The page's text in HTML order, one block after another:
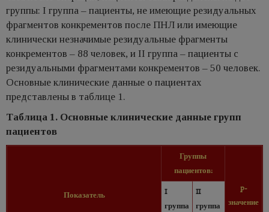
группы: I группа – пациенты, не имеющие резидуальных
фрагментов конкрементов после ПНЛ или имеющие
клинически незначимые резидуальные фрагменты
конкрементов – 88 человек, и II группа – пациенты с
резидуальными фрагментами конкрементов – 50 человек.
Основные клинические данные о пациентах
представлены в таблице 1.
Таблица 1. Основные клинические данные групп
пациентов
Показатель
Группы
пациентов:
p-
значение
I
группа
II
группа